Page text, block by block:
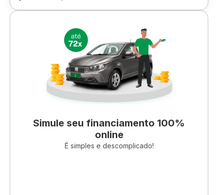
Simule seu financiamento 100%
online
É simples e descomplicado!